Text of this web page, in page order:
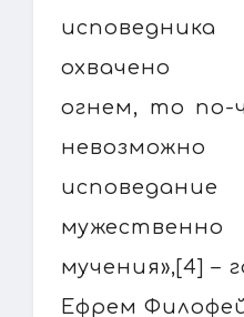
охвачено
огнем, то по-
мучения»,[4] –
Ефрем